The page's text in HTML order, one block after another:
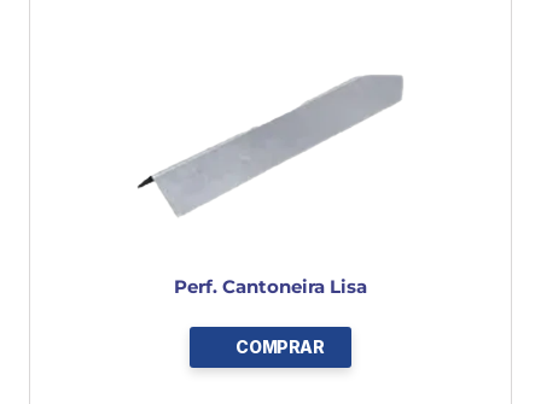
Perf. Cantoneira Lisa
COMPRAR